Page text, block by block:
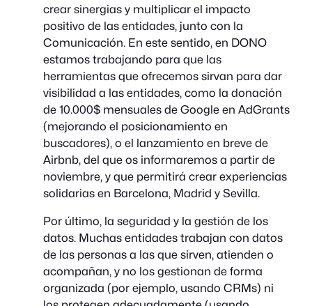
crear sinergias y multiplicar el impacto
positivo de las entidades, junto con la
Comunicación. En este sentido, en DONO
estamos trabajando para que las
herramientas que ofrecemos sirvan para dar
visibilidad a las entidades, como la donación
de 10.000$ mensuales de Google en AdGrants
(mejorando el posicionamiento en
buscadores), o el lanzamiento en breve de
Airbnb, del que os informaremos a partir de
noviembre, y que permitirá crear experiencias
solidarias en Barcelona, Madrid y Sevilla.
Por último, la seguridad y la gestión de los
datos. Muchas entidades trabajan con datos
de las personas a las que sirven, atienden o
acompañan, y no los gestionan de forma
organizada (por ejemplo, usando CRMs) ni